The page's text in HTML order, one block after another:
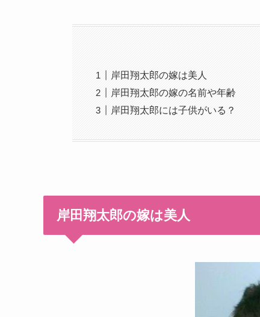
岸田翔太郎の嫁は美人
岸田翔太郎の嫁の名前や年齢
岸田翔太郎には子供がいる？
岸田翔太郎の嫁は美人